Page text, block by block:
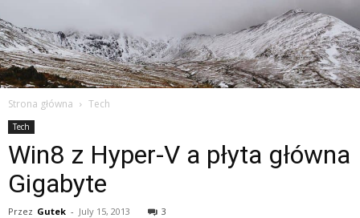
Strona główna Tech
Tech
Win8 z Hyper-V a płyta główna
Gigabyte
Przez Gutek - July 15, 2013 3